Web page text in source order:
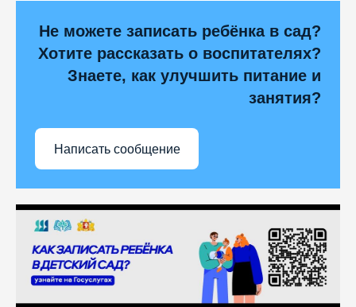
Не можете записать ребёнка в сад?
Хотите рассказать о воспитателях?
Знаете, как улучшить питание и
занятия?
Написать сообщение